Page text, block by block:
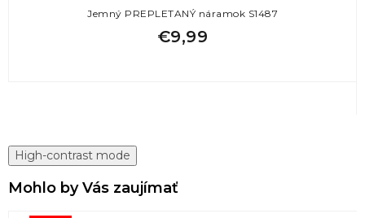
Jemný PREPLETANÝ náramok S1487
€9,99
High-contrast mode
Mohlo by Vás zaujímať